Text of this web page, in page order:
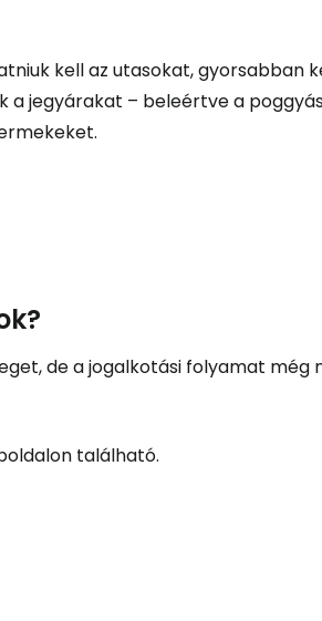
kell az utasokat, gyorsabban
jegyárakat – beleértve a
de a jogalkotási folyamat még
található.